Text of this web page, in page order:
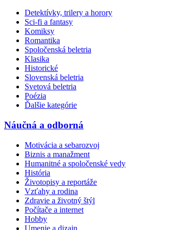
Detektívky, trilery a horory
Sci-fi a fantasy
Komiksy
Romantika
Spoločenská beletria
Klasika
Historické
Slovenská beletria
Svetová beletria
Poézia
Ďalšie kategórie
Náučná a odborná
Motivácia a sebarozvoj
Biznis a manažment
Humanitné a spoločenské vedy
História
Životopisy a reportáže
Vzťahy a rodina
Zdravie a životný štýl
Počítače a internet
Hobby
Umenie a dizajn